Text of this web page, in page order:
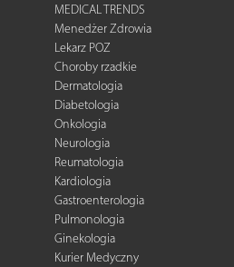
MEDICAL TRENDS
Menedżer Zdrowia
Lekarz POZ
Choroby rzadkie
Dermatologia
Diabetologia
Onkologia
Neurologia
Reumatologia
Kardiologia
Gastroenterologia
Pulmonologia
Ginekologia
Kurier Medyczny